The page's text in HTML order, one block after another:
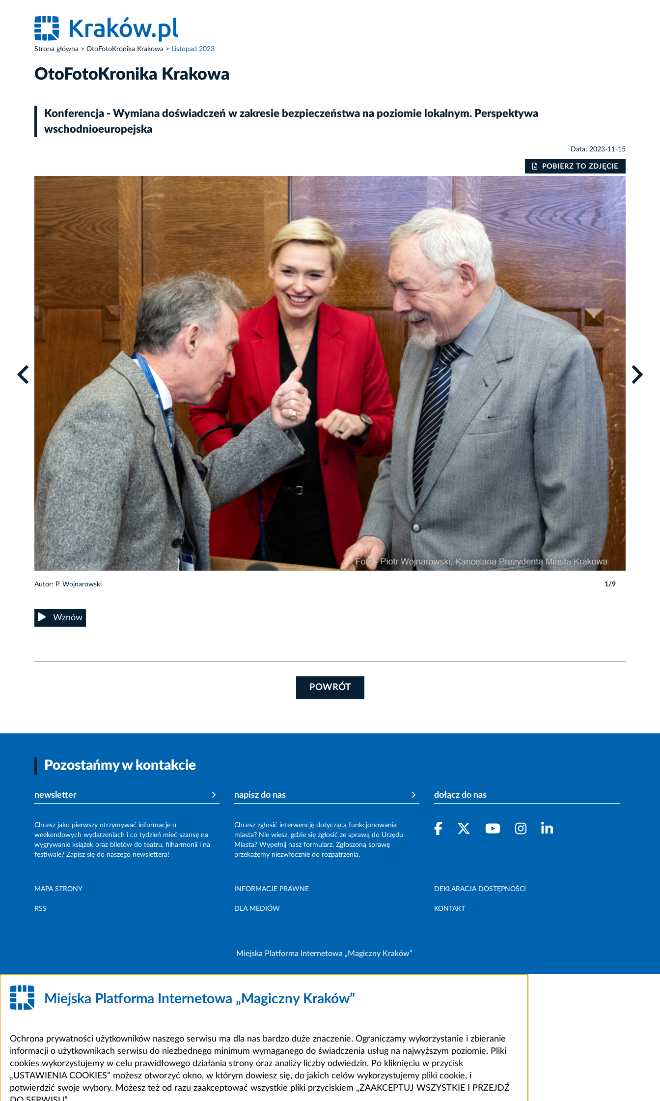
Strona główna OtoFotoKronika Krakowa Listopad 2023
OtoFotoKronika Krakowa
Konferencja - Wymiana doświadczeń w zakresie bezpieczeństwa na poziomie lokalnym. Perspektywa
wschodnioeuropejska
Data: 2023-11-15
POBIERZ TO ZDJĘCIE
Autor: P. Wojnarowski 1/9
Wznów
POWRÓT
Pozostańmy w kontakcie
newsletter
Chcesz jako pierwszy otrzymywać informacje o
weekendowych wydarzeniach i co tydzień mieć szansę na
wygrywanie książek oraz biletów do teatru, filharmonii i na
festiwale? Zapisz się do naszego newslettera!
napisz do nas
Chcesz zgłosić interwencję dotyczącą funkcjonowania
miasta? Nie wiesz, gdzie się zgłosić ze sprawą do Urzędu
Miasta? Wypełnij nasz formularz. Zgłoszoną sprawę
przekażemy niezwłocznie do rozpatrzenia.
dołącz do nas
MAPA STRONY INFORMACJE PRAWNE DEKLARACJA DOSTĘPNOŚCI
RSS DLA MEDIÓW KONTAKT
Miejska Platforma Internetowa „Magiczny Kraków”
Miejska Platforma Internetowa „Magiczny Kraków”
Ochrona prywatności użytkowników naszego serwisu ma dla nas bardzo duże znaczenie. Ograniczamy wykorzystanie i zbieranie
informacji o użytkownikach serwisu do niezbędnego minimum wymaganego do świadczenia usług na najwyższym poziomie. Pliki
cookies wykorzystujemy w celu prawidłowego działania strony oraz analizy liczby odwiedzin. Po kliknięciu w przycisk
„USTAWIENIA COOKIES” możesz otworzyć okno, w którym dowiesz się, do jakich celów wykorzystujemy pliki cookie, i
potwierdzić swoje wybory. Możesz też od razu zaakceptować wszystkie pliki przyciskiem „ZAAKCEPTUJ WSZYSTKIE I PRZEJDŹ